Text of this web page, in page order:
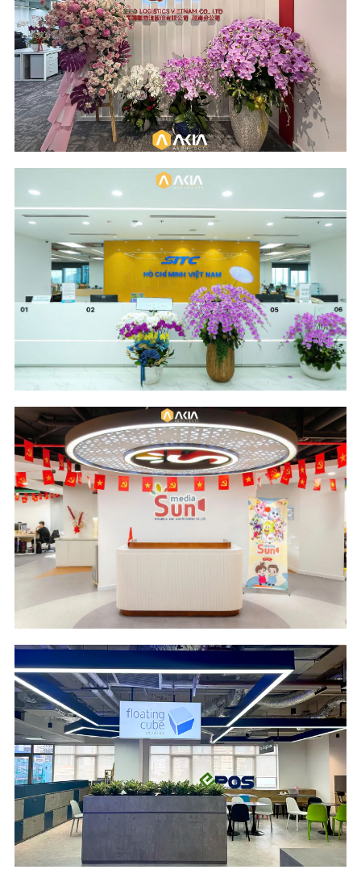
Design and Build
114 m2 - 2026
Location
Wings Tower - HCM
City
Industry
Logistics
Scope of Work
Design and Build
Area & Year
817 m2 - 2025
Location
The METT Building -
HCM City
Industry
Logistics
Scope of Work
Design & Build
Area & Year
600 m2 - 2024
Location
Cantavil Hoan Cau
Building - HCM City
Industry
Media and
Advertising
Scope of Work
Design and Build
Area
495 m2
Location
SFC Building - HCM
City
Industry
Information
Technology &
Services